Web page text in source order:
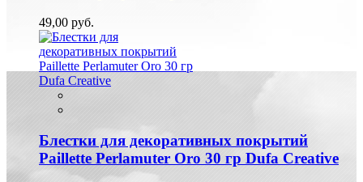
49,00 руб.
Блестки для декоративных покрытий
Paillette Perlamuter Oro 30 гр Dufa Creative